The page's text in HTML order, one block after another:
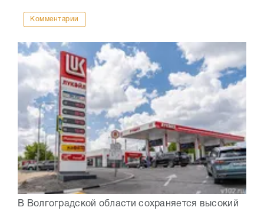
Комментарии
В Волгоградской области сохраняется высокий